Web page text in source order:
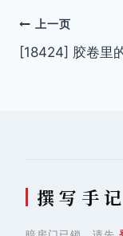
文
章
上一页
[18424] 胶卷里
撰 写 手 记